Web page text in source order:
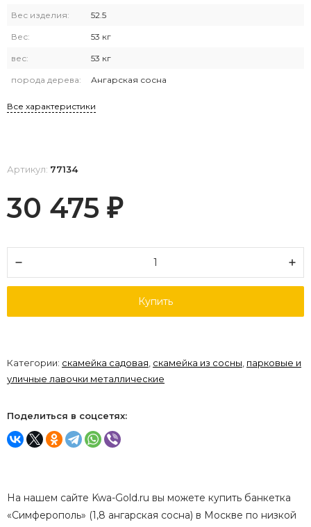
Вес изделия: 52.5
Вес: 53 кг
вес: 53 кг
порода дерева: Ангарская сосна
Все характеристики
Артикул: 77134
30 475 ₽
Купить
Категории: скамейка садовая, скамейка из сосны, парковые и
уличные лавочки металлические
Поделиться в соцсетях:
На нашем сайте Kwa-Gold.ru вы можете купить банкетка
«Симферополь» (1,8 ангарская сосна) в Москве по низкой